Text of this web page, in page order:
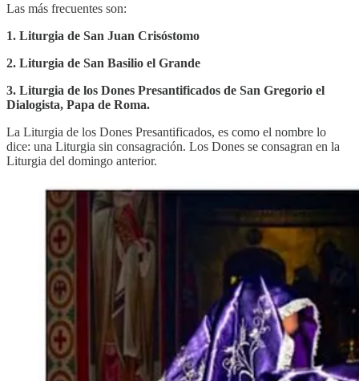
Las más frecuentes son:
1. Liturgia de San Juan Crisóstomo
2. Liturgia de San Basilio el Grande
3. Liturgia de los Dones Presantificados de San Gregorio el
Dialogista, Papa de Roma.
La Liturgia de los Dones Presantificados, es como el nombre lo
dice: una Liturgia sin consagración. Los Dones se consagran en la
Liturgia del domingo anterior.